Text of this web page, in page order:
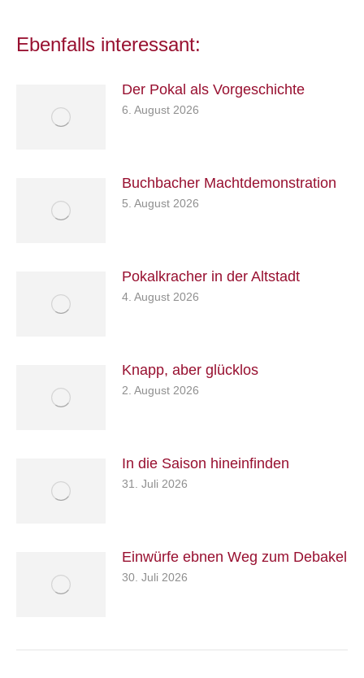
Ebenfalls interessant:
Der Pokal als Vorgeschichte
6. August 2026
Buchbacher Machtdemonstration
5. August 2026
Pokalkracher in der Altstadt
4. August 2026
Knapp, aber glücklos
2. August 2026
In die Saison hineinfinden
31. Juli 2026
Einwürfe ebnen Weg zum Debakel
30. Juli 2026